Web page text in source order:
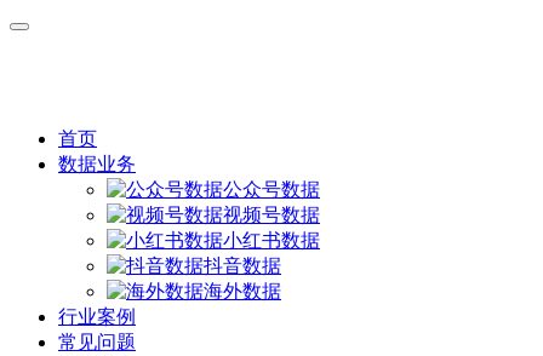
首页
数据业务
公众号数据
视频号数据
小红书数据
抖音数据
海外数据
行业案例
常见问题